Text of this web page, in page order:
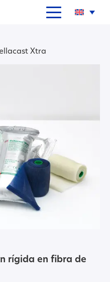
Xtra
rígida en fibra de